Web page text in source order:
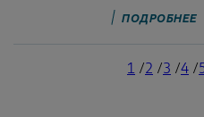
ПОДРОБНЕЕ
Current
1 /Page
2 /Page
3 /4 /